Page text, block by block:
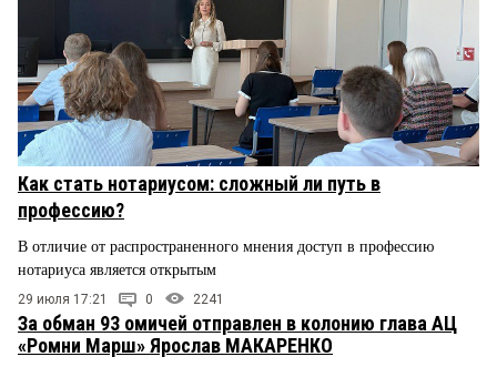
Как стать нотариусом: сложный ли путь в
профессию?
В отличие от распространенного мнения доступ в профессию
нотариуса является открытым
29 июля 17:21 0 2241
За обман 93 омичей отправлен в колонию глава АЦ
«Ромни Марш» Ярослав МАКАРЕНКО